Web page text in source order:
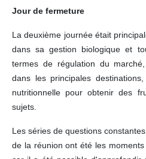
Jour de fermeture
La deuxième journée était
dans sa gestion biologique et
termes de régulation du
dans les principales
nutritionnelle pour obtenir des
sujets.
Les séries de questions
de la réunion ont été les